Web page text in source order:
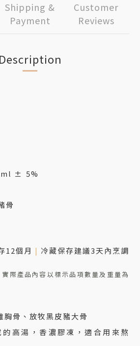
Shipping &
Payment
Customer
Reviews
Description
± 5%
骨
12個月 | 冷藏保存建議3天內烹調
際產品內容以標示品項數量及重量為
胸骨 、 放牧黑皮豬大骨
高湯 ，香濃膠凍，適合用來熬